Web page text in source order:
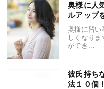
奥様に人
ルアップ
奥様に習い
しくなり
ができ...
彼氏持ち
法１０個